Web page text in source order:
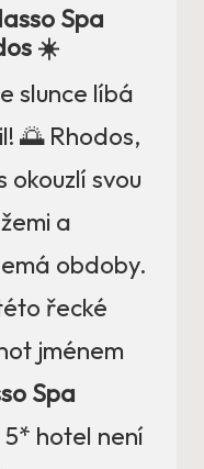
Spa
☀️
slunce líbá
🌅 Rhodos,
svou
a
obdoby.
řecké
jménem
Spa
5* hotel není